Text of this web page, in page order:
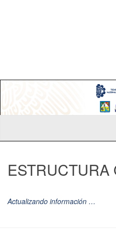
ESTRUCTURA
Actualizando información …